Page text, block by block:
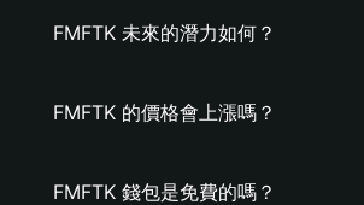
FMFTK 未來的潛力如何？
FMFTK 的價格會上漲嗎？
FMFTK 錢包是免費的嗎？